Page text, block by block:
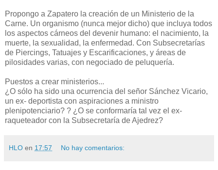
Propongo a Zapatero la creación de un Ministerio de la
Carne. Un organismo (nunca mejor dicho) que incluya todos
los aspectos cárneos del devenir humano: el nacimiento, la
muerte, la sexualidad, la enfermedad. Con Subsecretarías
de Piercings, Tatuajes y Escarificaciones, y áreas de
pilosidades varias, con negociado de peluquería.
Puestos a crear ministerios...
¿O sólo ha sido una ocurrencia del señor Sánchez Vicario,
un ex- deportista con aspiraciones a ministro
plenipotenciario? ? ¿O se conformaría tal vez el ex-
raqueteador con la Subsecretaría de Ajedrez?
HLO en 17:57 No hay comentarios: